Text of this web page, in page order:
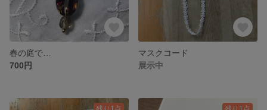
春の庭で…
700円
マスクコード
展示中